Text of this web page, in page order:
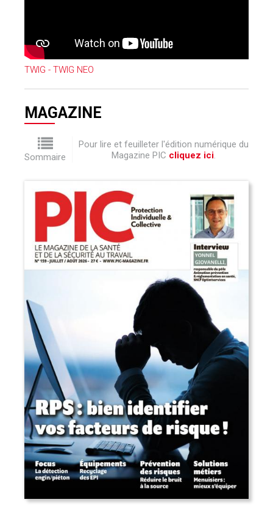
TWIG - TWIG NEO
MAGAZINE
Sommaire
Pour lire et feuilleter l'édition numérique du
Magazine PIC cliquez ici.